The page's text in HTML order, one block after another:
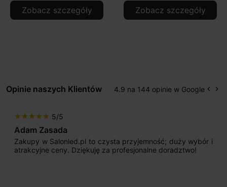
Zobacz szczegóły Zobacz szczegóły
Opinie naszych Klientów 4.9 na 144 opinie w Google keyboard_arrow_left keyboard_arrow_right
star star star star star 5/5
Adam Zasada
Zakupy w Salonled.pl to czysta przyjemność; duży wybór i
atrakcyjne ceny. Dziękuję za profesjonalne doradztwo!